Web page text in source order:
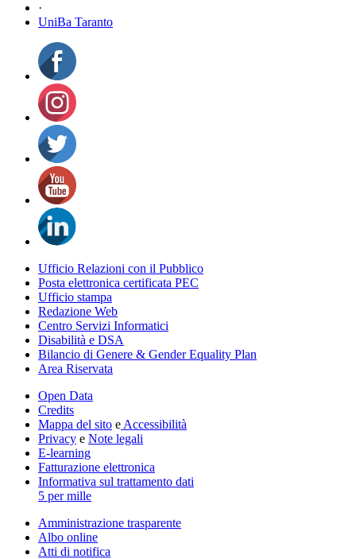
·
UniBa Taranto
Ufficio Relazioni con il Pubblico
Posta elettronica certificata PEC
Ufficio stampa
Redazione Web
Centro Servizi Informatici
Disabilità e DSA
Bilancio di Genere & Gender Equality Plan
Area Riservata
Open Data
Credits
Mappa del sito e Accessibilità
Privacy e Note legali
E-learning
Fatturazione elettronica
Informativa sul trattamento dati
5 per mille
Amministrazione trasparente
Albo online
Atti di notifica